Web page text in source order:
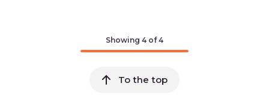
Showing 4 of 4
To the top